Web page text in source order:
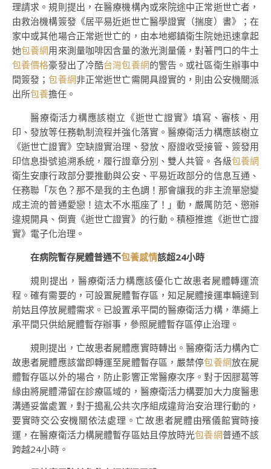
理請求。規則提出，在醫療機構內或來院途中正常逝世亡者，
由救治機構簽發《居平易近逝世亡醫學證實（揣度）書》；在
家中或其他場合正常逝世亡的，由本地鄉鎮衛生院她迅速拿起
她包養網用來測量咖啡因含量的激光測量儀，對著門口的牛土
包養價格豪發出了冷酷台灣包養網的警告。或社區衛生辦事中
間簽發；包養網非正常逝世亡需開具證實的，則由公安機關派
出所包養擔任。
醫療衛活力構應該樹立《逝世亡證實》填寫、審核、用
印、發放等任務軌制流程并強化落實。醫療衛活力構應該樹立
《逝世亡證實》空缺證實治理、發放、廢證收受接管、簽發用
印信息掛號追溯系統，履行證章分別、雙人共管。各級包養網
衛生安康行政部分要推動與公安、平易近政部分的信息互通、
任務聯「灰色？那不是我的主色調！那會讓我的非主流單戀變
成主流的普通愛戀！這太不水瓶座了！」動，嚴厲防范、懲辦
違規開具、倒賣《逝世亡證實》的行動。積極推進《逝世亡證
實》電子化治理。
在病院暫存屍體普通不包養感情該超24小時
規則提出，醫療衛活力構應該優化亡故患者屍體轉運流
程。確有需要的，可設置屍體暫存區，知足屍體接運車輛達到
前姑且停放屍體需求。已設置承平間的醫療衛活力構，準繩上
承平間只供給屍體暫存辦事，參照屍體暫存區停止治理。
規則提出，亡故患者屍體應實時轉出。醫療衛活力構內亡
故患者屍體應該當即轉運至屍體暫存區，嚴禁停包養網放在屍
體暫存區以外的場合，防止影響正常醫療次序。對于因膠葛等
緣由將屍體滯留在診療區域的，醫療衛活力構要加大力度醫患
溝通妥當處置，對于搗亂公共次序組成違背治安治理行動的，
要實時交公安機關依法處理。亡故患者屍體由殯儀館實時接
運，在醫療衛活力構屍體暫存區姑且停放時光包養網普通不該
跨越24小時。